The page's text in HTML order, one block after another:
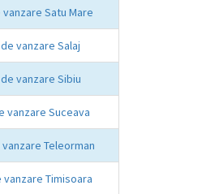
Satu Mare
vanzare Salaj
vanzare Sibiu
vanzare Suceava
Teleorman
Timisoara